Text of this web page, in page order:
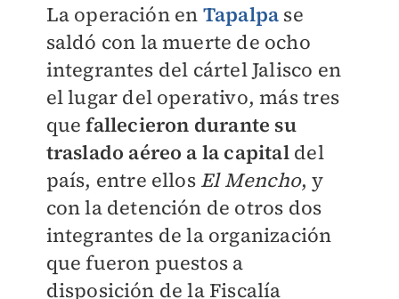
La operación en Tapalpa se
saldó con la muerte de ocho
integrantes del cártel Jalisco en
el lugar del operativo, más tres
quefallecieron durante su
traslado aéreo a la capital del
país, entre ellos El Mencho, y
con la detención de otros dos
integrantes de la organización
que fueron puestos a
disposición de la Fiscalía